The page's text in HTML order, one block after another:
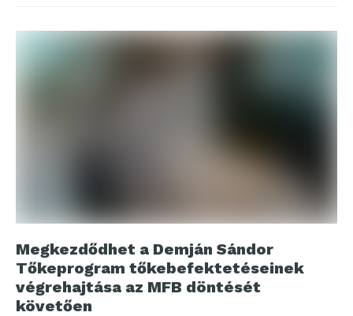
Megkezdődhet a Demján Sándor
Tőkeprogram tőkebefektetéseinek
végrehajtása az MFB döntését
követően